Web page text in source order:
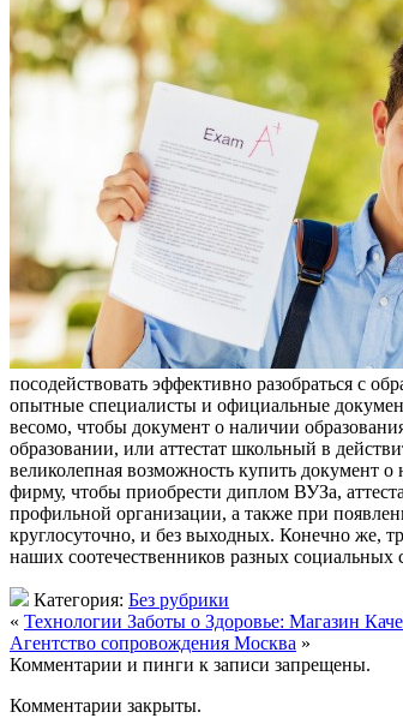
посодействовать эффективно разобраться с
опытные специалисты и официальные
весомо, чтобы документ о наличии
образовании, или аттестат школьный в
великолепная возможность купить документ
фирму, чтобы приобрести диплом ВУЗа,
профильной организации, а также при
круглосуточно, и без выходных. Конечно же,
наших соотечественников разных социальных
Категория: Без рубрики
« Технологии Заботы о Здоровье: Магазин
Агентство сопровождения Москва »
Комментарии и пинги к записи запрещены.
Комментарии закрыты.